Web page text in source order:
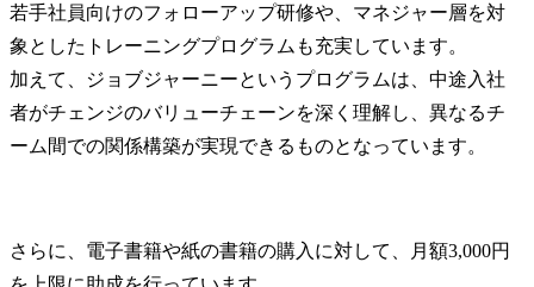
若手社員向けのフォローアップ研修や、マネジャー層を対
象としたトレーニングプログラムも充実しています。
加えて、ジョブジャーニーというプログラムは、中途入社
者がチェンジのバリューチェーンを深く理解し、異なるチ
ーム間での関係構築が実現できるものとなっています。
さらに、電子書籍や紙の書籍の購入に対して、月額3,000円